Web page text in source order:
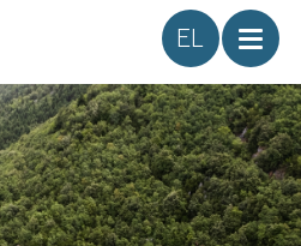
Γλώσσα